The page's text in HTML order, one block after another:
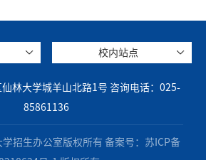
校内站点
林大学城羊山北路1号 咨询电话：025-
85861136
招生办公室版权所有 备案号：苏ICP备